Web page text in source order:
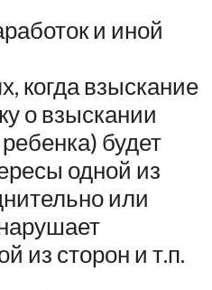
и иной
когда взыскание
о взыскании
будет
одной из
или
из сторон и т.п.